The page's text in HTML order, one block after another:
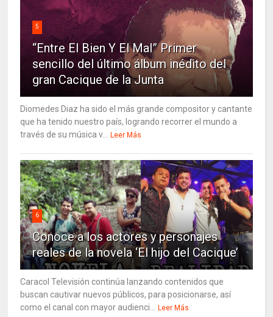
5
“Entre El Bien Y El Mal” Primer
sencillo del último álbum inédito del
gran Cacique de la Junta
Diomedes Diaz ha sido el más grande compositor y cantante
que ha tenido nuestro país, logrando recorrer el mundo a
través de su música v...
Leer Más
6
Conoce a los actores y personajes
reales de la novela ‘El hijo del Cacique’
Caracol Televisión continúa lanzando contenidos que
buscan cautivar nuevos públicos, para posicionarse, así
como el canal con mayor audienci...
Leer Más